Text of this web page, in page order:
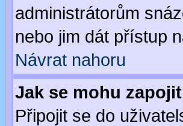
administrátorům
nebo jim dát přístup
Návrat nahoru
Jak se mohu
Připojit se do